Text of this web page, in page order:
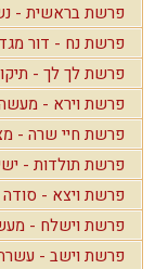
פרשת בראשית -
פרשת נח - דור
פרשת לך לך -
פרשת וירא - מעשה
פרשת חיי שרה -
פרשת תולדות -
פרשת ויצא -
פרשת וישלח -
פרשת וישב - עשרת